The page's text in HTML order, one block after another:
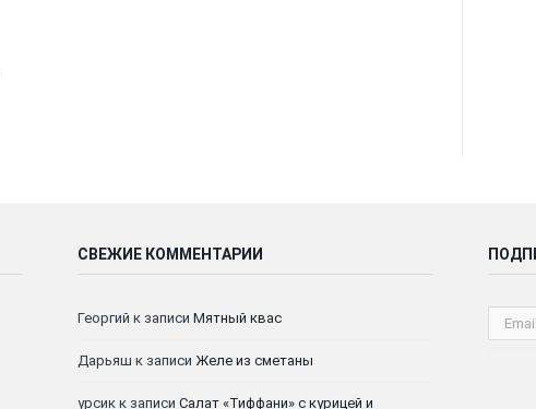
СВЕЖИЕ КОММЕНТАРИИ
Георгий к записи Мятный квас
Дарьяш к записи Желе из сметаны
урсик к записи Салат «Тиффани» с курицей и